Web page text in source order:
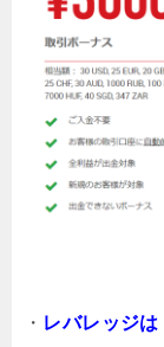
・ レバレッジ